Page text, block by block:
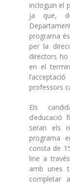
incloguin el
ja que,
programa
per la
directors
en el
professors
Els
seran els
programa
consta de
line a
amb unes
completar